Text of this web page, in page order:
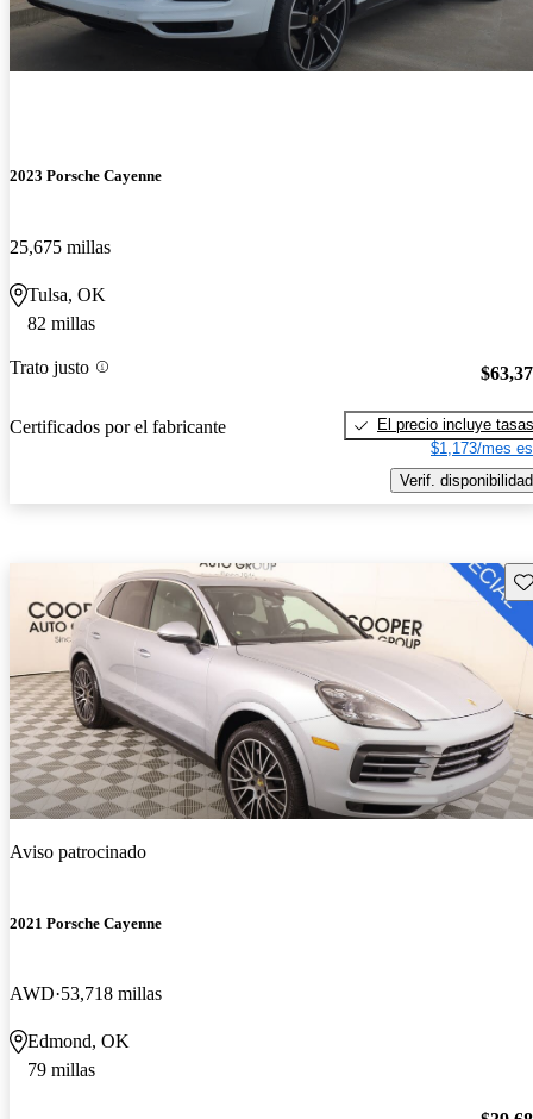
2023 Porsche Cayenne
25,675 millas
Tulsa, OK
82 millas
Trato justo
Certificados por el fabricante
El precio incluye tasas
$1,173/mes
Verif. disponibilidad
Aviso patrocinado
2021 Porsche Cayenne
AWD 53,718 millas
Edmond, OK
79 millas